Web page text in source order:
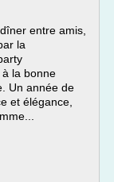
entre amis,
la
la bonne
Un année de
et élégance,